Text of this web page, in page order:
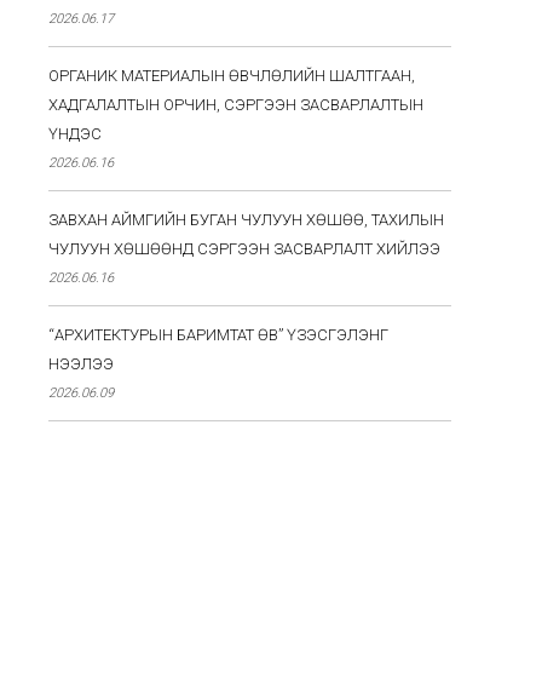
2026.06.17
ОРГАНИК МАТЕРИАЛЫН ӨВЧЛӨЛИЙН ШАЛТГААН,
ХАДГАЛАЛТЫН ОРЧИН, СЭРГЭЭН ЗАСВАРЛАЛТЫН
ҮНДЭС
2026.06.16
ЗАВХАН АЙМГИЙН БУГАН ЧУЛУУН ХӨШӨӨ, ТАХИЛЫН
ЧУЛУУН ХӨШӨӨНД СЭРГЭЭН ЗАСВАРЛАЛТ ХИЙЛЭЭ
2026.06.16
“АРХИТЕКТУРЫН БАРИМТАТ ӨВ” ҮЗЭСГЭЛЭНГ
НЭЭЛЭЭ
2026.06.09